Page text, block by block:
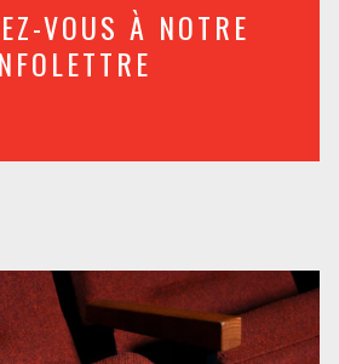
VOUS À NOTRE